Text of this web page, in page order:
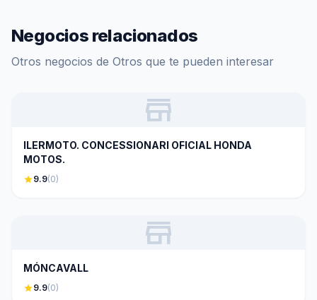
Negocios relacionados
Otros negocios de Otros que te pueden interesar
store
ILERMOTO. CONCESSIONARI OFICIAL HONDA
MOTOS.
star9.9(0)
store
MÓNCAVALL
star9.9(0)